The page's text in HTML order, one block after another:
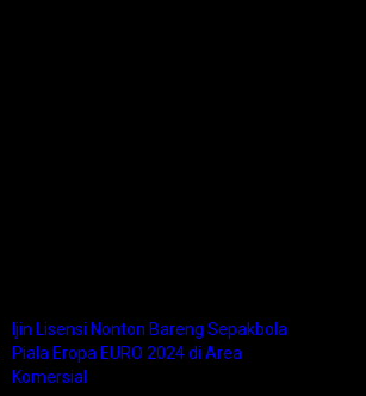
Ijin Lisensi Nonton Bareng Sepakbola
Piala Eropa EURO 2024 di Area
Komersial